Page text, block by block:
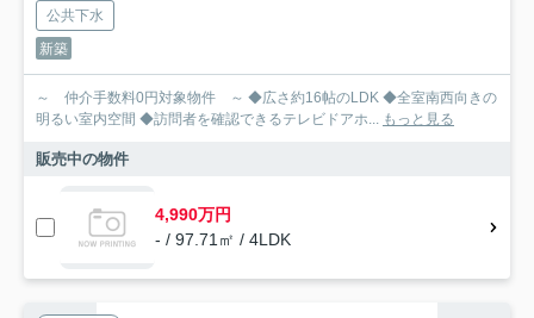
公共下水
新築
～ 仲介手数料0円対象物件 ～ ◆広さ約16帖のLDK ◆全室南西向きの
明るい室内空間 ◆訪問者を確認できるテレビドアホ... もっと見る
販売中の物件
4,990万円
- / 97.71㎡ / 4LDK